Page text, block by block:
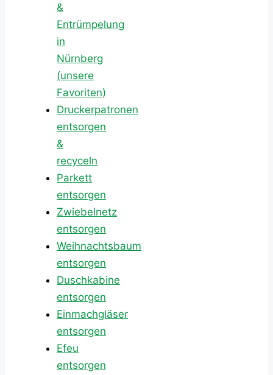
&
Entrümpelung
in
Nürnberg
(unsere
Favoriten)
Druckerpatronen
entsorgen
&
recyceln
Parkett
entsorgen
Zwiebelnetz
entsorgen
Weihnachtsbaum
entsorgen
Duschkabine
entsorgen
Einmachgläser
entsorgen
Efeu
entsorgen